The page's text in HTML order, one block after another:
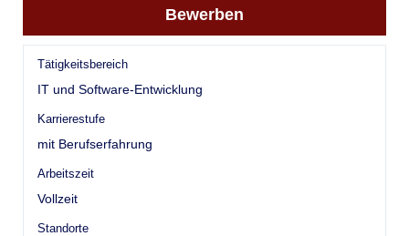
Bewerben
Tätigkeitsbereich
IT und Software-Entwicklung
Karrierestufe
mit Berufserfahrung
Arbeitszeit
Vollzeit
Standorte